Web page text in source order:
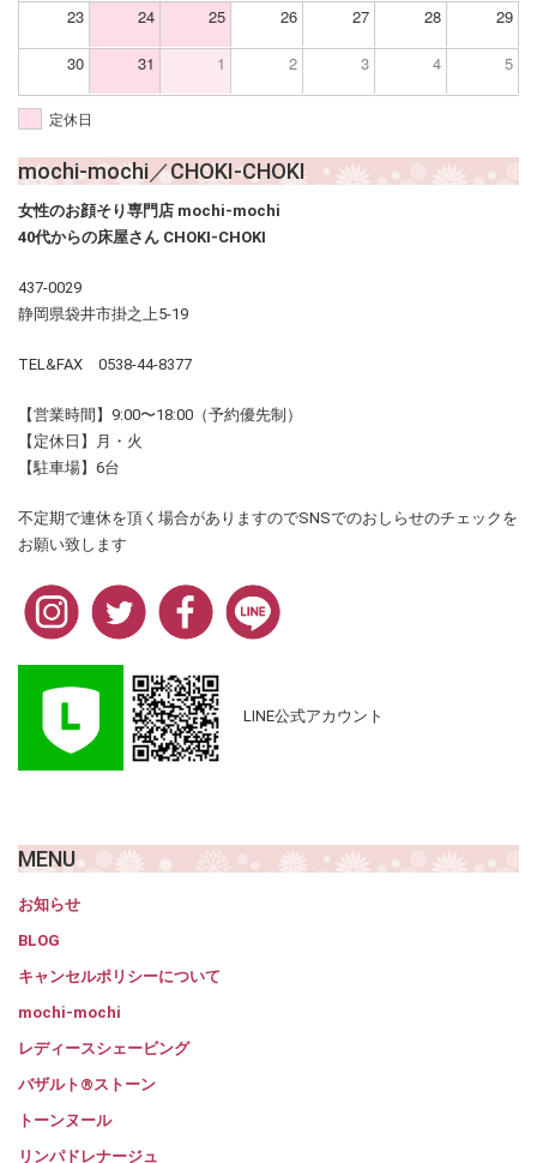
23 24 25 26 27 28 29
30 31 1 2 3 4 5
定休日
mochi-mochi／CHOKI-CHOKI
女性のお顔そり専門店 mochi-mochi
40代からの床屋さん CHOKI-CHOKI
437-0029
静岡県袋井市掛之上5-19
TEL&FAX 0538-44-8377
【営業時間】9:00〜18:00（予約優先制）
【定休日】月・火
【駐車場】6台
不定期で連休を頂く場合がありますのでSNSでのおしらせのチェックを
お願い致します
LINE公式アカウント
MENU
お知らせ
BLOG
キャンセルポリシーについて
mochi-mochi
レディースシェービング
バザルト®ストーン
トーンヌール
リンパドレナージュ